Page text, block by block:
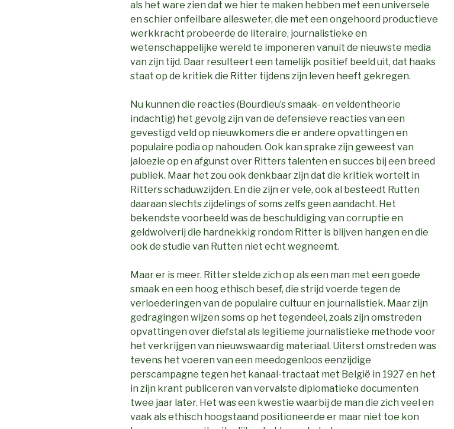
als het ware zien dat we hier te maken hebben met een universele
en schier onfeilbare allesweter, die met een ongehoord productieve
werkkracht probeerde de literaire, journalistieke en
wetenschappelijke wereld te imponeren vanuit de nieuwste media
van zijn tijd. Daar resulteert een tamelijk positief beeld uit, dat haaks
staat op de kritiek die Ritter tijdens zijn leven heeft gekregen.
Nu kunnen die reacties (Bourdieu’s smaak- en veldentheorie
indachtig) het gevolg zijn van de defensieve reacties van een
gevestigd veld op nieuwkomers die er andere opvattingen en
populaire podia op nahouden. Ook kan sprake zijn geweest van
jaloezie op en afgunst over Ritters talenten en succes bij een breed
publiek. Maar het zou ook denkbaar zijn dat die kritiek wortelt in
Ritters schaduwzijden. En die zijn er vele, ook al besteedt Rutten
daaraan slechts zijdelings of soms zelfs geen aandacht. Het
bekendste voorbeeld was de beschuldiging van corruptie en
geldwolverij die hardnekkig rondom Ritter is blijven hangen en die
ook de studie van Rutten niet echt wegneemt.
Maar er is meer. Ritter stelde zich op als een man met een goede
smaak en een hoog ethisch besef, die strijd voerde tegen de
verloederingen van de populaire cultuur en journalistiek. Maar zijn
gedragingen wijzen soms op het tegendeel, zoals zijn omstreden
opvattingen over diefstal als legitieme journalistieke methode voor
het verkrijgen van nieuwswaardig materiaal. Uiterst omstreden was
tevens het voeren van een meedogenloos eenzijdige
perscampagne tegen het kanaal-tractaat met België in 1927 en het
in zijn krant publiceren van vervalste diplomatieke documenten
twee jaar later. Het was een kwestie waarbij de man die zich veel en
vaak als ethisch hoogstaand positioneerde er maar niet toe kon